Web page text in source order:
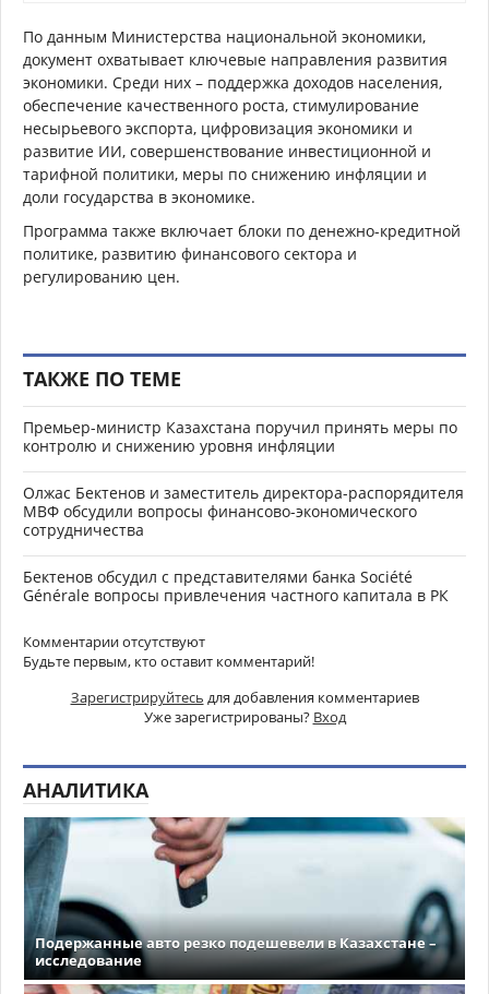
По данным Министерства национальной экономики,
документ охватывает ключевые направления развития
экономики. Среди них – поддержка доходов населения,
обеспечение качественного роста, стимулирование
несырьевого экспорта, цифровизация экономики и
развитие ИИ, совершенствование инвестиционной и
тарифной политики, меры по снижению инфляции и
доли государства в экономике.
Программа также включает блоки по денежно-кредитной
политике, развитию финансового сектора и
регулированию цен.
ТАКЖЕ ПО ТЕМЕ
Премьер-министр Казахстана поручил принять меры по
контролю и снижению уровня инфляции
Олжас Бектенов и заместитель директора-распорядителя
МВФ обсудили вопросы финансово-экономического
сотрудничества
Бектенов обсудил с представителями банка Société
Générale вопросы привлечения частного капитала в РК
Комментарии отсутствуют
Будьте первым, кто оставит комментарий!
Зарегистрируйтесь для добавления комментариев
Уже зарегистрированы? Вход
АНАЛИТИКА
Подержанные авто резко подешевели в Казахстане –
исследование